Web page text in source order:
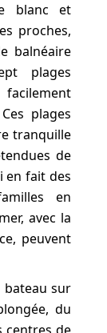
blanc et
proches,
balnéaire
plages
plages
tranquille
de
en fait des
en
avec la
peuvent
bateau sur
du